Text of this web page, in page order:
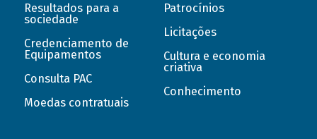
Resultados para a
sociedade
Credenciamento de
Equipamentos
Consulta PAC
Moedas contratuais
Patrocínios
Licitações
Cultura e economia
criativa
Conhecimento